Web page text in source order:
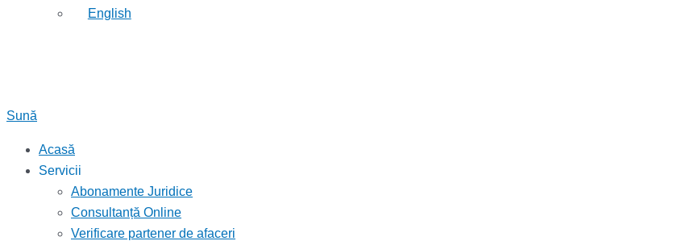
English
Sună
Acasă
Servicii
Abonamente Juridice
Consultanță Online
Verificare partener de afaceri